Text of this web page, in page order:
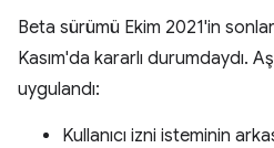
Beta sürümü Ekim 2021'in
Kasım'da kararlı durumdaydı.
uygulandı:
Kullanıcı izni isteminin